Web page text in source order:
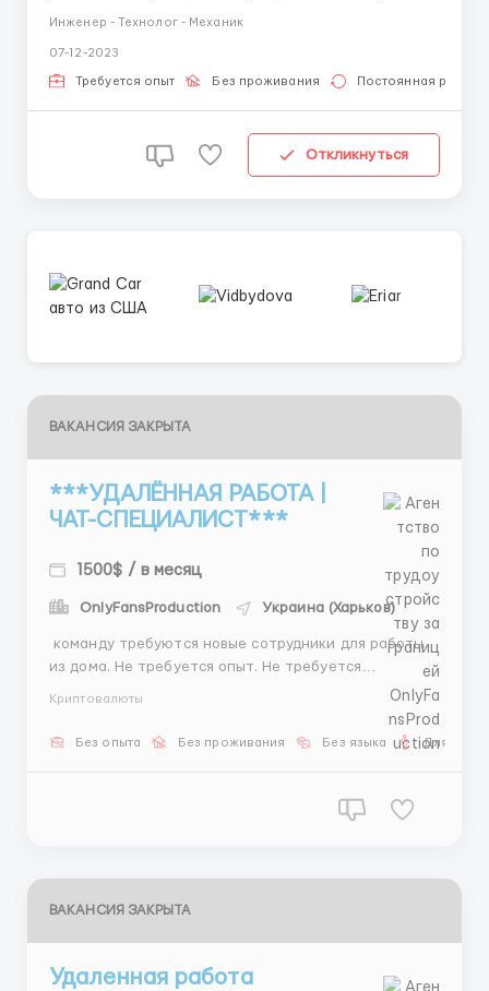
Инженер - Технолог - Механик
07-12-2023
Требуется опыт Без проживания Постоянная работа
Откликнуться
ВАКАНСИЯ ЗАКРЫТА
***УДАЛЁННАЯ РАБОТА |
ЧАТ-СПЕЦИАЛИСТ***
1500$ / в месяц
OnlyFansProduction Украина (Харьков)
из дома. Не требуется опыт. Не требуется
диалогов по готовой системе ➤ Выполнение
Криптовалюты
Без опыта Без проживания Без языка Для
ВАКАНСИЯ ЗАКРЫТА
Удаленная работа